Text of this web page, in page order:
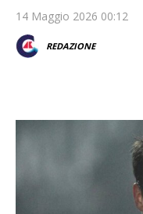
14 Maggio 2026 00:12
REDAZIONE